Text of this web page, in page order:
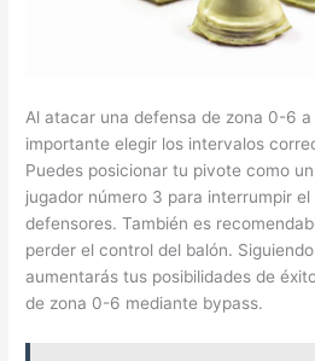
Al atacar una defensa de zona 0-6
importante elegir los intervalos
Puedes posicionar tu pivote como
jugador número 3 para interrumpir
defensores. También es
perder el control del balón.
aumentarás tus posibilidades de
de zona 0-6 mediante bypass.